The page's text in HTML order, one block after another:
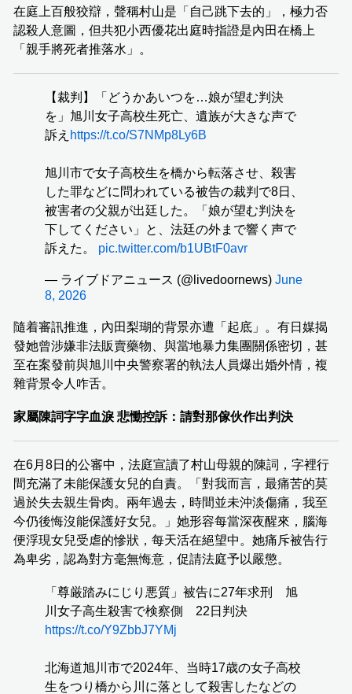
在庭上百般狡辯，聲稱村山是「自己跳下去的」，極力否
認殺人意圖，但共犯小西優花出庭時指證是內田在橋上
「親手將死者推落水」。
【裁判】「どうかあいつを…娘が望む判決
を」旭川女子高校生死亡、遺族が大きな声で
訴え https://t.co/S7NMp8Ly6B
旭川市で女子高校生を橋から転落させ、殺害
した罪などに問われている被告の裁判で8日、
被害者の父親が出廷した。「娘が望む判決を
下してください」と、法廷の外まで響く声で
訴えた。 pic.twitter.com/b1UBtF0avr
— ライブドアニュース (@livedoornews) June
8, 2026
隨着審訊推進，內田梨瑚的背景亦遭「起底」。有日媒揭
發她曾涉嫌非法販賣藥物、與當地暴力集團關係密切，甚
至在案發前與旭川中央警察署的執法人員爆出婚外情，複
雜背景令人咋舌。
家屬陳詞字字血淚 悲慟控訴：請對那傢伙作出判決
在6月8日的公審中，法庭宣讀了村山母親的陳詞，字裡行
間充滿了未能保護女兒的自責。「對我而言，最痛苦的莫
過於失去親生骨肉。兩年過去，時間並未沖淡傷痛，我至
今仍後悔沒能保護好女兒。」她形容每當深夜醒來，腦海
便浮現女兒受虐的慘狀，每天活在絕望中。她痛斥被告行
為卑劣，認為對方毫無悔意，促請法庭予以嚴懲。
「尊厳踏みにじり悪質」被告に27年求刑 旭
川女子高生殺害で検察側 22日判決
https://t.co/Y9ZbbJ7YMj
北海道旭川市で2024年、当時17歳の女子高校
生をつり橋から川に落として殺害したなどの